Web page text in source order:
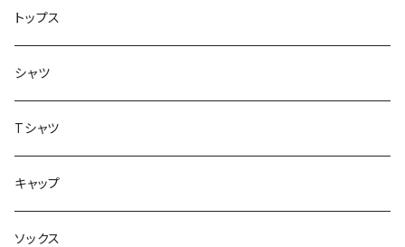
シューズ
バッグ
8.2インチ
8.3インチ
8.4インチ
8.5インチ
8.6インチ
トップス
シャツ
Tシャツ
キャップ
ソックス